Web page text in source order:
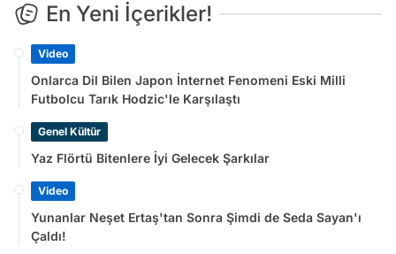
En Yeni İçerikler!
Video
Onlarca Dil Bilen Japon İnternet Fenomeni Eski Milli
Futbolcu Tarık Hodzic'le Karşılaştı
Genel Kültür
Yaz Flörtü Bitenlere İyi Gelecek Şarkılar
Video
Yunanlar Neşet Ertaş'tan Sonra Şimdi de Seda Sayan'ı
Çaldı!